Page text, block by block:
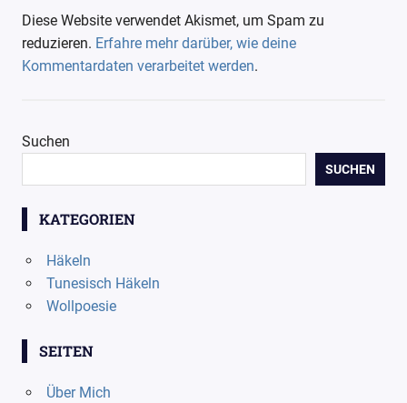
Diese Website verwendet Akismet, um Spam zu
reduzieren. Erfahre mehr darüber, wie deine
Kommentardaten verarbeitet werden.
Suchen
SUCHEN
KATEGORIEN
Häkeln
Tunesisch Häkeln
Wollpoesie
SEITEN
Über Mich